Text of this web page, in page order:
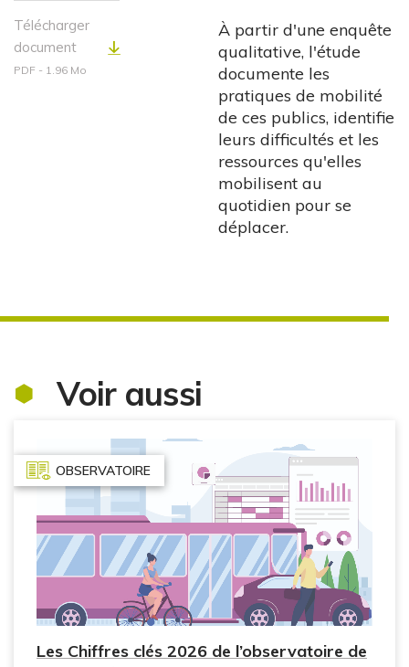
Télécharger
document
PDF - 1.96 Mo
À partir d'une enquête
qualitative, l'étude
documente les
pratiques de mobilité
de ces publics, identifie
leurs difficultés et les
ressources qu'elles
mobilisent au
quotidien pour se
déplacer.
Voir aussi
OBSERVATOIRE
Les Chiffres clés 2026 de l’observatoire de